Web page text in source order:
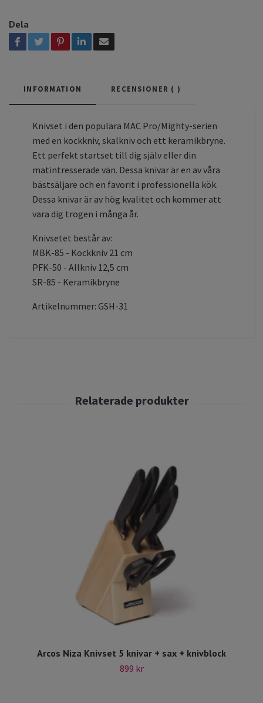
Dela
INFORMATION RECENSIONER ( )
Knivset i den populära MAC Pro/Mighty-serien
med en kockkniv, skalkniv och ett keramikbryne.
Ett perfekt startset till dig själv eller din
matintresserade vän. Dessa knivar är en av våra
bästsäljare och en favorit i professionella kök.
Dessa knivar är av hög kvalitet och kommer att
vara dig trogen i många år.
Knivsetet består av:
MBK-85 - Kockkniv 21 cm
PFK-50 - Allkniv 12,5 cm
SR-85 - Keramikbryne
Artikelnummer: GSH-31
Arcos Niza Knivset 5 knivar + sax + knivblock
899 kr